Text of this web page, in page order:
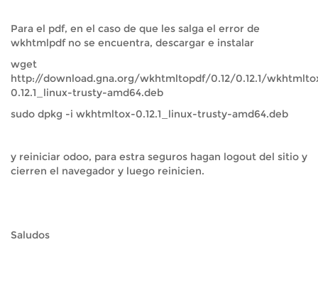
Para el pdf, en el caso de que les salga el error de
wkhtmlpdf no se encuentra, descargar e instalar
wget
http://download.gna.org/wkhtmltopdf/0.12/0.12.1/
0.12.1_linux-trusty-amd64.deb
sudo dpkg -i wkhtmltox-0.12.1_linux-trusty-amd64.deb
y reiniciar odoo, para estra seguros hagan logout del sitio y
cierren el navegador y luego reinicien.
Saludos